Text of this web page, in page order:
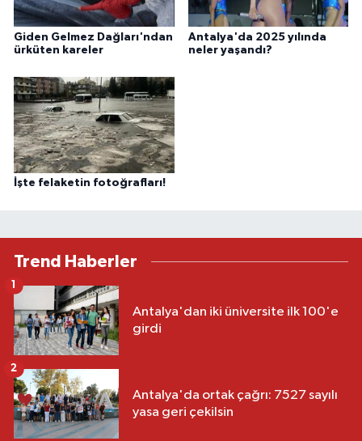
Giden Gelmez Dağları'ndan
ürküten kareler
Antalya'da 2025 yılında
neler yaşandı?
İşte felaketin fotoğrafları!
Trend Haberler
Antalya'dan iki üniversite ilk 100'e
girdi
1
Antalya'da ortak çağrı: 7527 sayılı
yasa geri çekilsin
2